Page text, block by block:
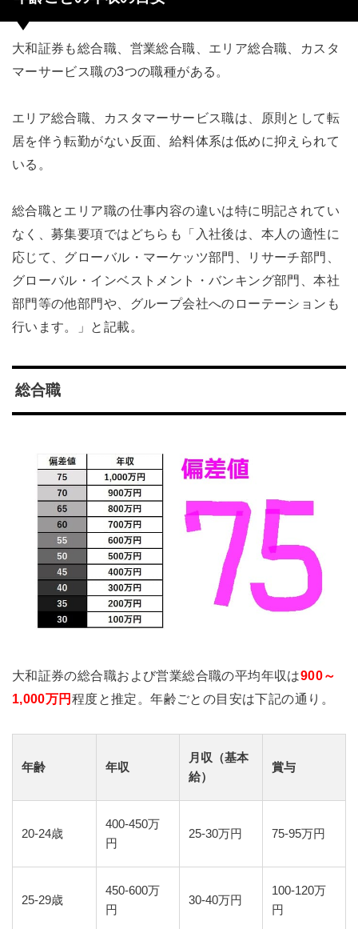
大和証券も総合職、営業総合職、エリア総合職、カスタ
マーサービス職の3つの職種がある。
エリア総合職、カスタマーサービス職は、原則として転
居を伴う転勤がない反面、給料体系は低めに抑えられて
いる。
総合職とエリア職の仕事内容の違いは特に明記されてい
なく、募集要項ではどちらも「入社後は、本人の適性に
応じて、グローバル・マーケッツ部門、リサーチ部門、
グローバル・インベストメント・バンキング部門、本社
部門等の他部門や、グループ会社へのローテーションも
行います。」と記載。
総合職
大和証券の総合職および営業総合職の平均年収は900～
1,000万円 程度と推定。年齢ごとの目安は下記の通り。
年齢 年収
月収（基本
給）
賞与
20-24歳
400-450万
円
25-30万円 75-95万円
25-29歳
450-600万
円
30-40万円
100-120万
円